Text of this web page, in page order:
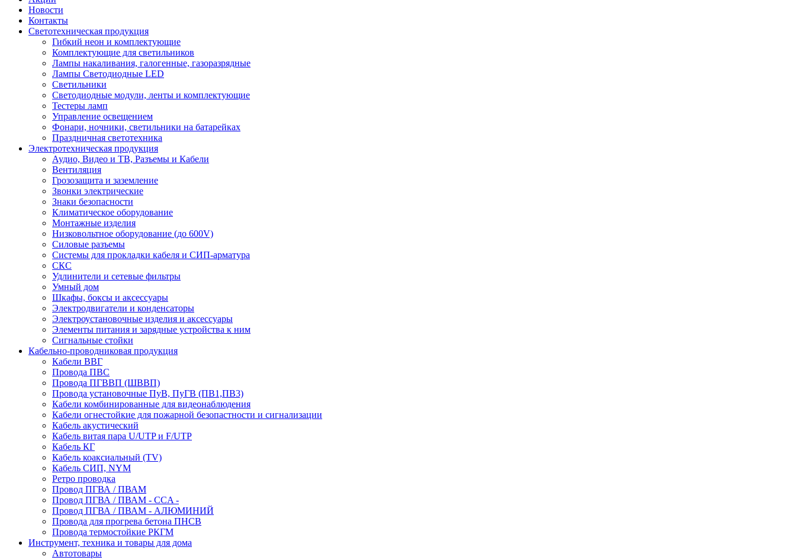
Новости
Контакты
Светотехническая продукция
Гибкий неон и комплектующие
Комплектующие для светильников
Лампы накаливания, галогенные, газоразрядные
Лампы Светодиодные LED
Светильники
Светодиодные модули, ленты и комплектующие
Тестеры ламп
Управление освещением
Фонари, ночники, светильники на батарейках
Праздничная светотехника
Электротехническая продукция
Аудио, Видео и ТВ, Разъемы и Кабели
Вентиляция
Грозозащита и заземление
Звонки электрические
Знаки безопасности
Климатическое оборудование
Монтажные изделия
Низковольтное оборудование (до 600V)
Силовые разъемы
Системы для прокладки кабеля и СИП-арматура
СКС
Удлинители и сетевые фильтры
Умный дом
Шкафы, боксы и аксессуары
Электродвигатели и конденсаторы
Электроустановочные изделия и аксессуары
Элементы питания и зарядные устройства к ним
Сигнальные стойки
Кабельно-проводниковая продукция
Кабели ВВГ
Провода ПВС
Провода ПГВВП (ШВВП)
Провода установочные ПуВ, ПуГВ (ПВ1,ПВ3)
Кабели комбинированные для видеонаблюдения
Кабели огнестойкие для пожарной безопастности и сигнализации
Кабель акустический
Кабель витая пара U/UTP и F/UTP
Кабель КГ
Кабель коаксиальный (TV)
Кабель СИП, NYM
Ретро проводка
Провод ПГВА / ПВАМ
Провод ПГВА / ПВАМ - CCA -
Провод ПГВА / ПВАМ - АЛЮМИНИЙ
Провода для прогрева бетона ПНСВ
Провода термостойкие РКГМ
Инструмент, техника и товары для дома
Автотовары